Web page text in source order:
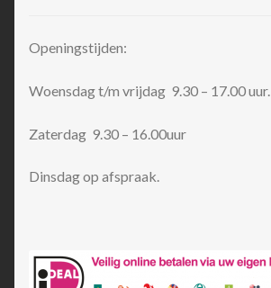
Openingstijden:
Woensdag t/m vrijdag 9.30 – 17.00 uur.
Zaterdag 9.30 – 16.00uur
Dinsdag op afspraak.